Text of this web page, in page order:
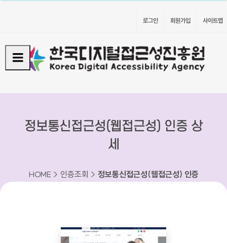
로그인 회원가입 사이트맵
정보통신접근성(웹접근성) 인증 상
세
HOME > 인증조회 > 정보통신접근성(웹접근성) 인증